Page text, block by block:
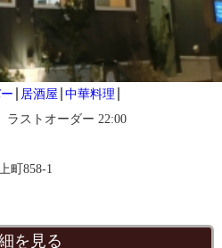
居酒屋 中華料理
ストオーダー 22:00
町858-1
を見る